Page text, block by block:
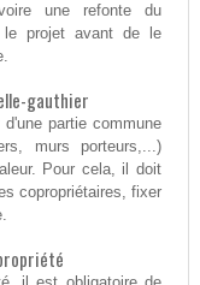
une refonte du
le projet avant de le
gauthier
partie commune
murs porteurs,...)
Pour cela, il doit
copropriétaires, fixer